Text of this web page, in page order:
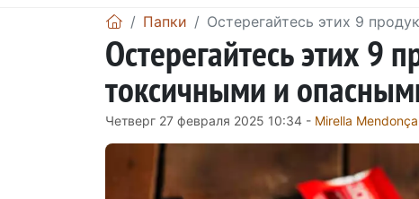
Папки Остерегайтесь этих 9
Остерегайтесь этих 9
токсичными и
Четверг 27 февраля 2025 10:34 - Mirella Mendonça